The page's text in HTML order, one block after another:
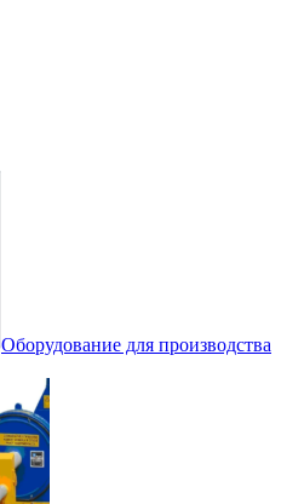
Оборудование для производства